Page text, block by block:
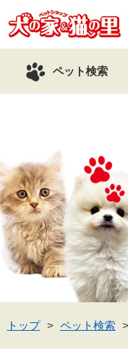
ペット検索
トップ ペット検索